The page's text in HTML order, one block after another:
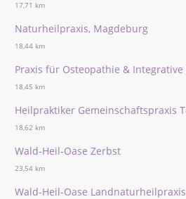
17,71 km
Naturheilpraxis, Magdeburg
18,44 km
Praxis für Osteopathie &
18,45 km
Heilpraktiker Gemeinschaftspraxis
18,62 km
Wald-Heil-Oase Zerbst
23,54 km
Wald-Heil-Oase Landnaturheilpraxis